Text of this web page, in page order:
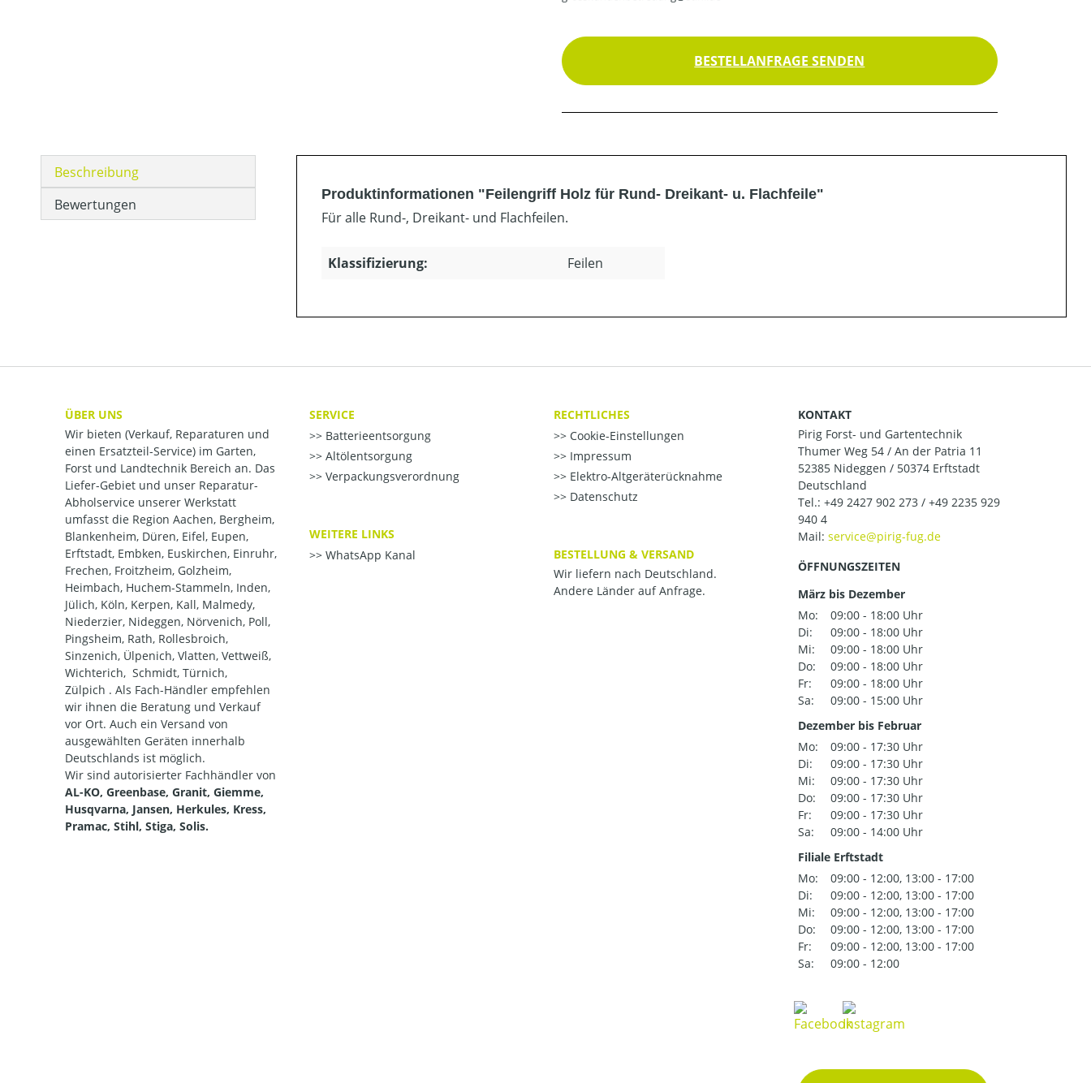
BESTELLANFRAGE SENDEN
Beschreibung
Bewertungen
Produktinformationen "Feilengriff Holz für Rund- Dreikant- u. Flachfeile"
Für alle Rund-, Dreikant- und Flachfeilen.
Klassifizierung: Feilen
ÜBER UNS
Wir bieten (Verkauf, Reparaturen und
einen Ersatzteil-Service) im Garten,
Forst und Landtechnik Bereich an. Das
Liefer-Gebiet und unser Reparatur-
Abholservice unserer Werkstatt
umfasst die Region Aachen, Bergheim,
Blankenheim, Düren, Eifel, Eupen,
Erftstadt, Embken, Euskirchen, Einruhr,
Frechen, Froitzheim, Golzheim,
Heimbach, Huchem-Stammeln, Inden,
Jülich, Köln, Kerpen, Kall, Malmedy,
Niederzier, Nideggen, Nörvenich, Poll,
Pingsheim, Rath, Rollesbroich,
Sinzenich, Ülpenich, Vlatten, Vettweiß,
Wichterich, Schmidt, Türnich,
Zülpich . Als Fach-Händler empfehlen
wir ihnen die Beratung und Verkauf
vor Ort. Auch ein Versand von
ausgewählten Geräten innerhalb
Deutschlands ist möglich.
Wir sind autorisierter Fachhändler von
AL-KO, Greenbase, Granit, Giemme,
Husqvarna, Jansen, Herkules, Kress,
Pramac, Stihl, Stiga, Solis.
SERVICE
Batterieentsorgung
Altölentsorgung
Verpackungsverordnung
WEITERE LINKS
WhatsApp Kanal
RECHTLICHES
Cookie-Einstellungen
Impressum
Elektro-Altgeräterücknahme
Datenschutz
BESTELLUNG & VERSAND
Wir liefern nach Deutschland.
Andere Länder auf Anfrage.
KONTAKT
Pirig Forst- und Gartentechnik
Thumer Weg 54 / An der Patria 11
52385 Nideggen / 50374 Erftstadt
Deutschland
Tel.: +49 2427 902 273 / +49 2235 929
940 4
Mail:
ÖFFNUNGSZEITEN
März bis Dezember
Mo:
09:00 - 18:00 Uhr
Di:
09:00 - 18:00 Uhr
Mi:
09:00 - 18:00 Uhr
Do:
09:00 - 18:00 Uhr
Fr:
09:00 - 18:00 Uhr
Sa:
09:00 - 15:00 Uhr
Dezember bis Februar
Mo:
09:00 - 17:30 Uhr
Di:
09:00 - 17:30 Uhr
Mi:
09:00 - 17:30 Uhr
Do:
09:00 - 17:30 Uhr
Fr:
09:00 - 17:30 Uhr
Sa:
09:00 - 14:00 Uhr
Filiale Erftstadt
Mo:
09:00 - 12:00, 13:00 - 17:00
Di:
09:00 - 12:00, 13:00 - 17:00
Mi:
09:00 - 12:00, 13:00 - 17:00
Do:
09:00 - 12:00, 13:00 - 17:00
Fr:
09:00 - 12:00, 13:00 - 17:00
Sa:
09:00 - 12:00